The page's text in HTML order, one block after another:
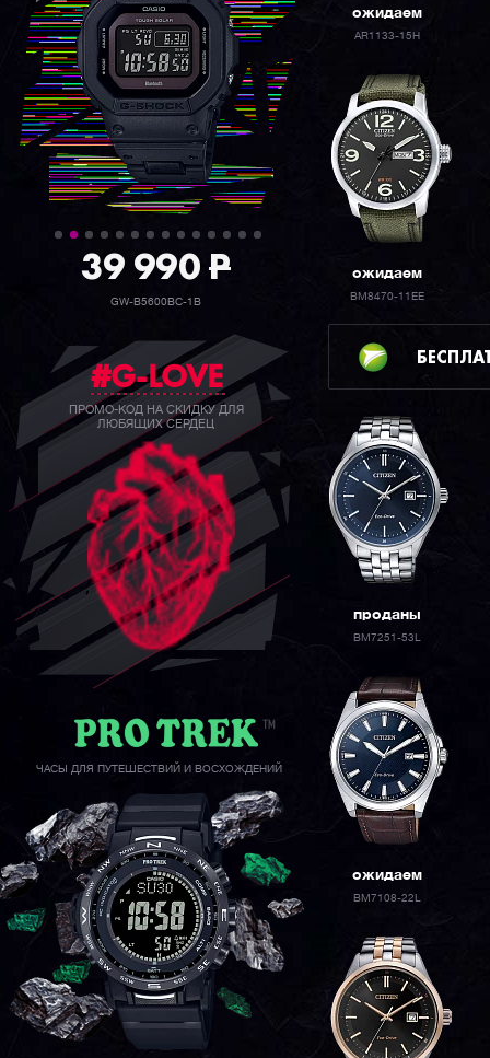
39 990P
GW-B5600BC-1B
#G-LOVE
ПРОМО-КОД НА СКИДКУ ДЛЯ
ЛЮБЯЩИХ СЕРДЕЦ
ЧАСЫ ДЛЯ ПУТЕШЕСТВИЙ И ВОСХОЖДЕНИЙ
ожидаем
AR1133-15H
ожидаем
BM8470-11EE
проданы
BM7251-53L
ожидаем
BM7108-22L